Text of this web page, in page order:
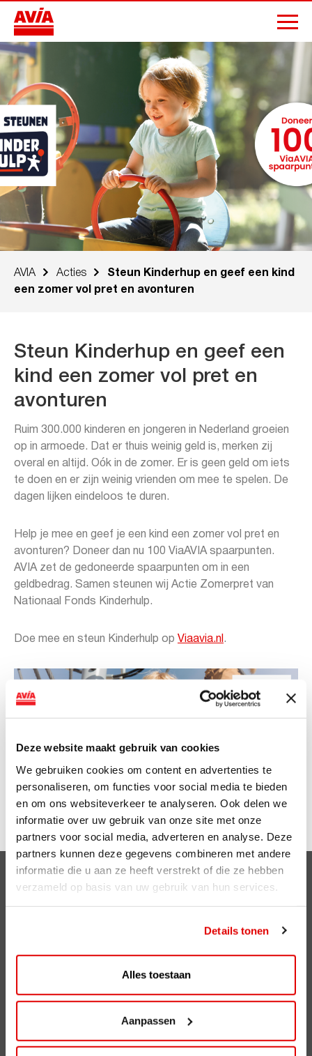
Deze website maakt gebruik van cookies
We gebruiken cookies om content en advertenties te
personaliseren, om functies voor social media te bieden
en om ons websiteverkeer te analyseren. Ook delen we
informatie over uw gebruik van onze site met onze
partners voor social media, adverteren en analyse. Deze
partners kunnen deze gegevens combineren met andere
informatie die u aan ze heeft verstrekt of die ze hebben
verzameld op basis van uw gebruik van hun services.
Details tonen
Alles toestaan
Aanpassen
AVIA Acties
Steun Kinderhup en geef een kind
een zomer vol pret en avonturen
Steun Kinderhup en geef een
kind een zomer vol pret en
avonturen
Ruim 300.000 kinderen en jongeren in Nederland groeien
op in armoede. Dat er thuis weinig geld is, merken zij
overal en altijd. Oók in de zomer. Er is geen geld om iets
te doen en er zijn weinig vrienden om mee te spelen. De
dagen lijken eindeloos te duren.
Help je mee en geef je een kind een zomer vol pret en
avonturen? Doneer dan nu 100 ViaAVIA spaarpunten.
AVIA zet de gedoneerde spaarpunten om in een
geldbedrag. Samen steunen wij Actie Zomerpret van
Nationaal Fonds Kinderhulp.
Doe mee en steun Kinderhulp op Viaavia.nl .
Clubsparen
Voordelen
Registreren